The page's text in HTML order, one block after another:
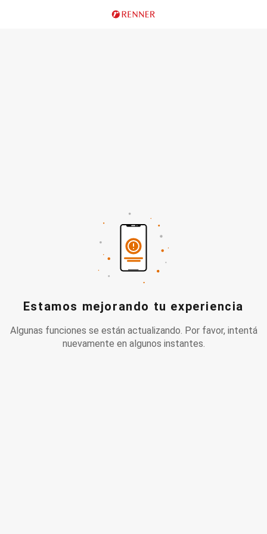
Estamos mejorando tu experiencia
Algunas funciones se están actualizando. Por favor, intentá
nuevamente en algunos instantes.